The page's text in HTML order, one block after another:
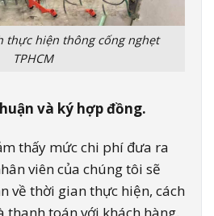
thực hiện thông cống nghẹt
TPHCM
và ký hợp đồng.
thấy mức chi phí đưa ra
viên của chúng tôi sẽ
về thời gian thực hiện, cách